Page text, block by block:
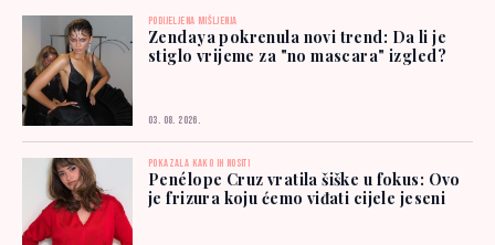
PODIJELJENA MIŠLJENJA
Zendaya pokrenula novi trend: Da li je
stiglo vrijeme za "no mascara" izgled?
03. 08. 2026.
POKAZALA KAKO IH NOSITI
Penélope Cruz vratila šiške u fokus: Ovo
je frizura koju ćemo viđati cijele jeseni